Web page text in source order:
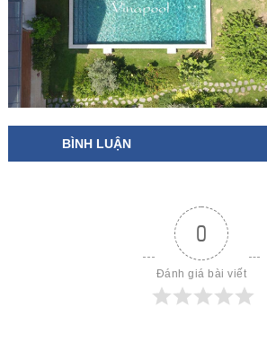
BÌNH LUẬN
0
Đánh giá bài viết